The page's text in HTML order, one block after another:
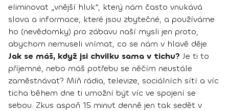
eliminovat „vnější hluk“, který nám často vnukává
slova a informace, které jsou zbytečné, a používáme
ho (nevědomky) pro zábavu naší mysli jen proto,
abychom nemuseli vnímat, co se nám v hlavě děje.
Jak se máš, když jsi chvilku sama v tichu? Je ti to
příjemné, nebo máš potřebu se něčím neustále
zaměstnávat? Míň rádia, televize, sociálních sítí a víc
ticha během dne ti umožní být víc ve spojení se
sebou. Zkus aspoň 15 minut denně jen tak sedět v